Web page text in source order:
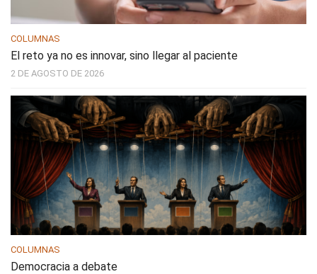
COLUMNAS
El reto ya no es innovar, sino llegar al paciente
2 DE AGOSTO DE 2026
COLUMNAS
Democracia a debate